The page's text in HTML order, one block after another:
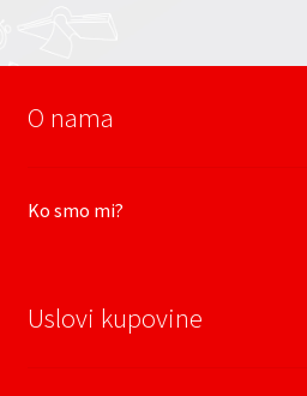
O nama
Ko smo mi?
Uslovi kupovine